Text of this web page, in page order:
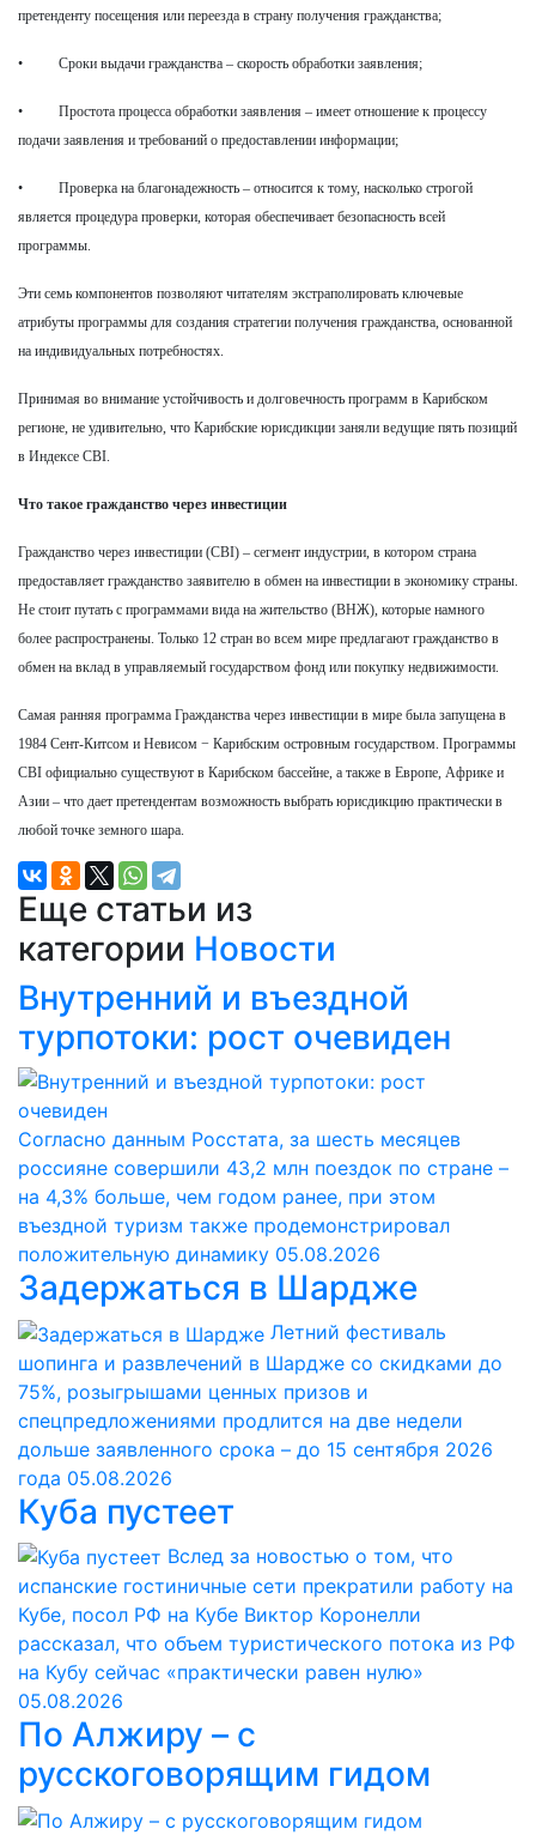
претенденту посещения или переезда в страну получения гражданства;
• Сроки выдачи гражданства – скорость обработки заявления;
• Простота процесса обработки заявления – имеет отношение к процессу
подачи заявления и требований о предоставлении информации;
• Проверка на благонадежность – относится к тому, насколько строгой
является процедура проверки, которая обеспечивает безопасность всей
программы.
Эти семь компонентов позволяют читателям экстраполировать ключевые
атрибуты программы для создания стратегии получения гражданства, основанной
на индивидуальных потребностях.
Принимая во внимание устойчивость и долговечность программ в Карибском
регионе, не удивительно, что Карибские юрисдикции заняли ведущие пять позиций
в Индексе CBI.
Что такое гражданство через инвестиции
Гражданство через инвестиции (CBI) – сегмент индустрии, в котором страна
предоставляет гражданство заявителю в обмен на инвестиции в экономику страны.
Не стоит путать с программами вида на жительство (ВНЖ), которые намного
более распространены. Только 12 стран во всем мире предлагают гражданство в
обмен на вклад в управляемый государством фонд или покупку недвижимости.
Самая ранняя программа Гражданства через инвестиции в мире была запущена в
1984 Сент-Китсом и Невисом − Карибским островным государством. Программы
CBI официально существуют в Карибском бассейне, а также в Европе, Африке и
Азии – что дает претендентам возможность выбрать юрисдикцию практически в
любой точке земного шара.
Еще статьи из
категории Новости
Внутренний и въездной
турпотоки: рост очевиден
Согласно данным Росстата, за шесть месяцев
россияне совершили 43,2 млн поездок по стране –
на 4,3% больше, чем годом ранее, при этом
въездной туризм также продемонстрировал
положительную динамику 05.08.2026
Задержаться в Шардже
Летний фестиваль
шопинга и развлечений в Шардже со скидками до
75%, розыгрышами ценных призов и
спецпредложениями продлится на две недели
дольше заявленного срока – до 15 сентября 2026
года 05.08.2026
Куба пустеет
Вслед за новостью о том, что
испанские гостиничные сети прекратили работу на
Кубе, посол РФ на Кубе Виктор Коронелли
рассказал, что объем туристического потока из РФ
на Кубу сейчас «практически равен нулю»
05.08.2026
По Алжиру – с
русскоговорящим гидом